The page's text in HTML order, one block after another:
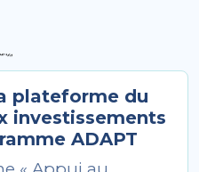
plateforme du
investissements
ADAPT